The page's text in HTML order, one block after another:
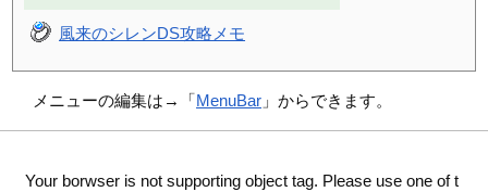
風来のシレンDS攻略メモ
メニューの編集は→「 MenuBar 」からできます。
Your borwser is not supporting object tag. Please use one of t